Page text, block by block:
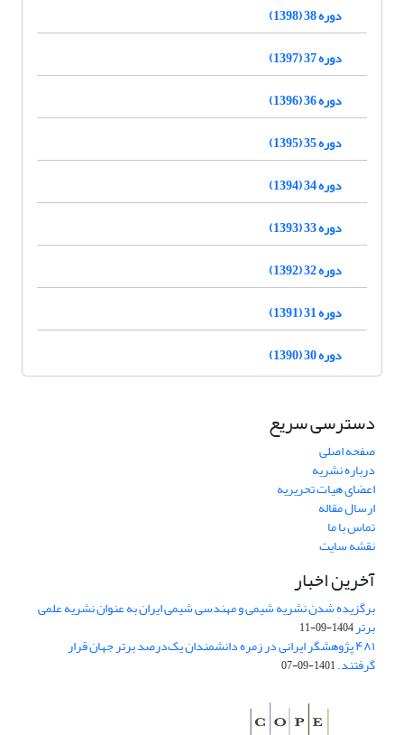
دوره 38 (1398)
دوره 37 (1397)
دوره 36 (1396)
دوره 35 (1395)
دوره 34 (1394)
دوره 33 (1393)
دوره 32 (1392)
دوره 31 (1391)
دوره 30 (1390)
دسترسی سریع
صفحه اصلی
درباره نشریه
اعضای هیات تحریریه
ارسال مقاله
تماس با ما
نقشه سایت
آخرین اخبار
برگزیده شدن نشریه شیمی و مهندسی شیمی ایران به عنوان نشریه علمی
برتر1404-09-11
۴۸۱ پژوهشگر ایرانی در زمره دانشمندان یک‌درصد برتر جهان قرار
گرفتند.1401-09-07